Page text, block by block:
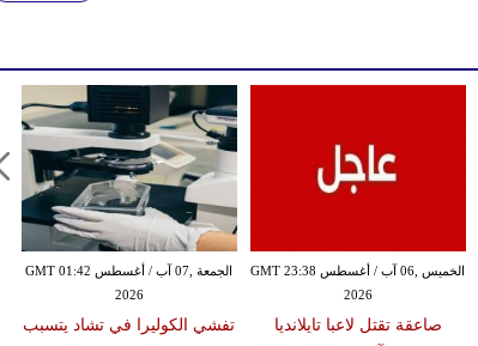
الجمعة ,07 آب / أغسطس GMT 01:42
2026
تفشي الكوليرا في تشاد يتسبب
الخميس ,06 آب / أغسطس GMT 23:38
2026
صاعقة تقتل لاعبا تايلانديا